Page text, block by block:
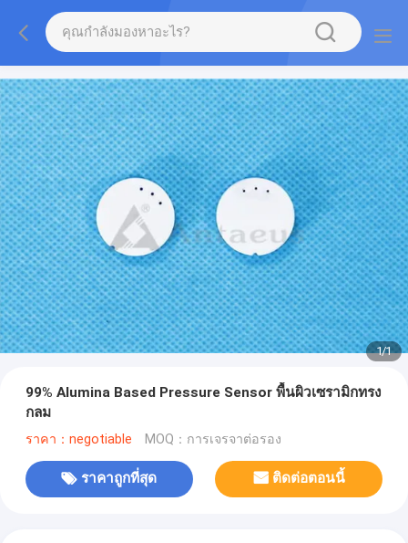
1/1
99% Alumina Based Pressure Sensor พื้นผิวเซรามิกทรง
กลม
ราคา：negotiable MOQ：การเจรจาต่อรอง
ราคาถูกที่สุด ติดต่อตอนนี้